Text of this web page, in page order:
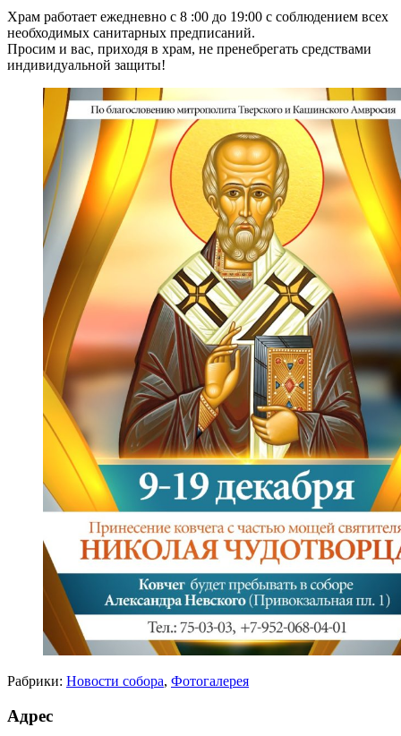
Храм работает ежедневно с 8 :00 до 19:00 c соблюдением всех
необходимых санитарных предписаний.
Просим и вас, приходя в храм, не пренебрегать средствами
индивидуальной защиты!
Рабрики: Новости собора, Фотогалерея
Адрес